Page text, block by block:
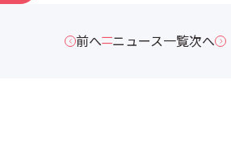
前へ ニュース一覧次へ